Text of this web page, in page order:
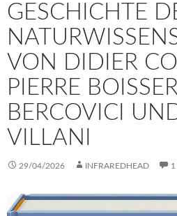
GESCHICHTE
VON DIDIER
PIERRE
BERCOVICI
VILLANI
29/04/2026 INFRAREDHEAD